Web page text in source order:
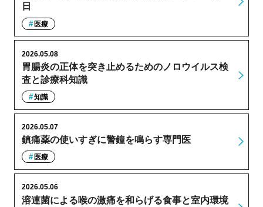
日
医療
胃腸炎の正体を突き止めるためのノロウイルス検
査と診療科知識
2026.05.08
知識
鎮痛薬の使いすぎに警鐘を鳴らす専門医
2026.05.07
医療
溶連菌による喉の激痛を和らげる食事と室内環境
2026.05.06